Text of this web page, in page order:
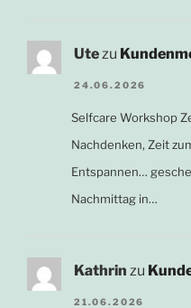
Utezu
24.06.2026
Selfcare Workshop
Nachdenken, Zeit
Entspannen…
Nachmittag in…
Kathrin zu
21.06.2026